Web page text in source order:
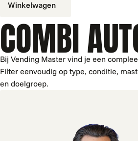
Winkelwagen
COMBI
Bij Vending Master vind je een
Filter eenvoudig op type, conditie,
en doelgroep.